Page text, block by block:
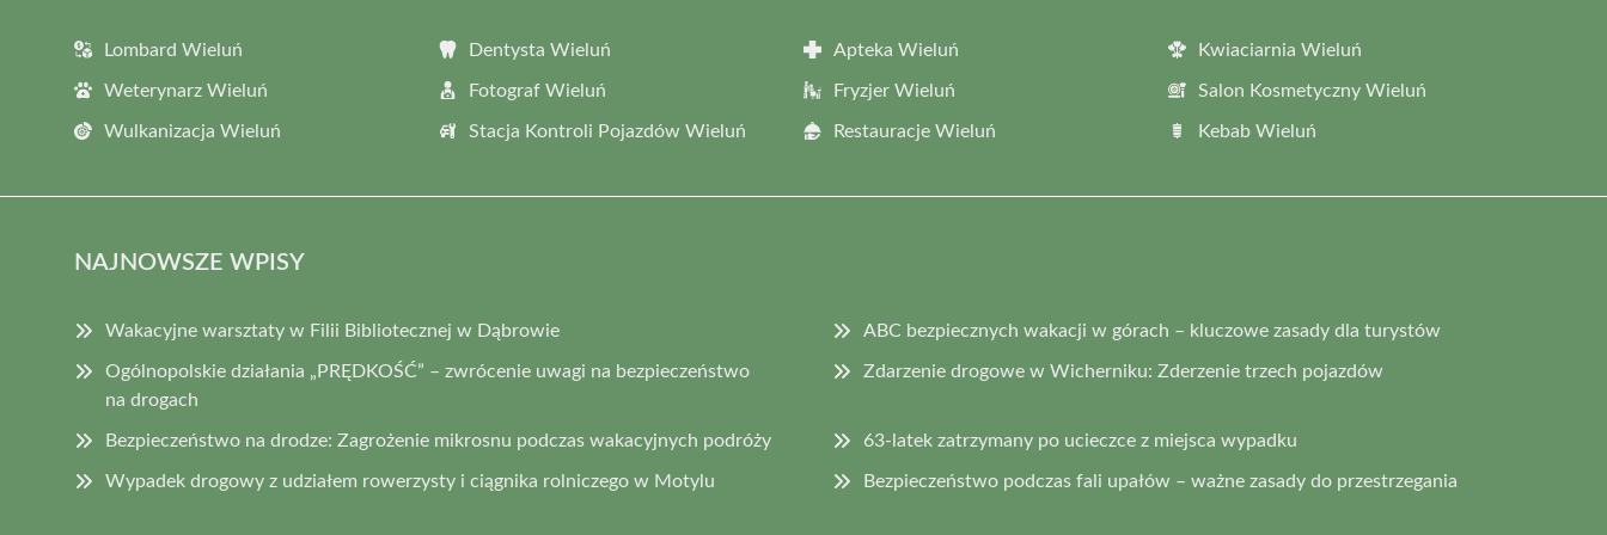
Lombard Wieluń Dentysta Wieluń Apteka Wieluń Kwiaciarnia Wieluń
Weterynarz Wieluń Fotograf Wieluń Fryzjer Wieluń Salon Kosmetyczny Wieluń
Wulkanizacja Wieluń Stacja Kontroli Pojazdów Wieluń Restauracje Wieluń Kebab Wieluń
NAJNOWSZE WPISY
Wakacyjne warsztaty w Filii Bibliotecznej w Dąbrowie ABC bezpiecznych wakacji w górach – kluczowe zasady dla turystów
Ogólnopolskie działania „PRĘDKOŚĆ” – zwrócenie uwagi na bezpieczeństwo
na drogach
Zdarzenie drogowe w Wicherniku: Zderzenie trzech pojazdów
Bezpieczeństwo na drodze: Zagrożenie mikrosnu podczas wakacyjnych podróży 63-latek zatrzymany po ucieczce z miejsca wypadku
Wypadek drogowy z udziałem rowerzysty i ciągnika rolniczego w Motylu Bezpieczeństwo podczas fali upałów – ważne zasady do przestrzegania